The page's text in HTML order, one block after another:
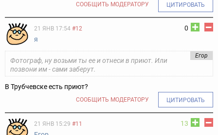
СООБЩИТЬ МОДЕРАТОРУ ЦИТИРОВАТЬ
0
21 ЯНВ 17:54 #12
я
Егор
Фотограф, ну возьми ты ее и отнеси в приют. Или
позвони им - сами заберут.
В Трубчевске есть приют?
СООБЩИТЬ МОДЕРАТОРУ ЦИТИРОВАТЬ
13
21 ЯНВ 15:29 #11